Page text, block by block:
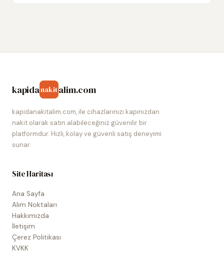
kapidanakitalim.com
kapidanakitalim.com, ile cihazlarınızı kapınızdan
nakit olarak satın alabileceğiniz güvenilir bir
platformdur. Hızlı, kolay ve güvenli satış deneyimi
sunar.
Site Haritası
Ana Sayfa
Alım Noktaları
Hakkımızda
İletişim
Çerez Politikası
KVKK